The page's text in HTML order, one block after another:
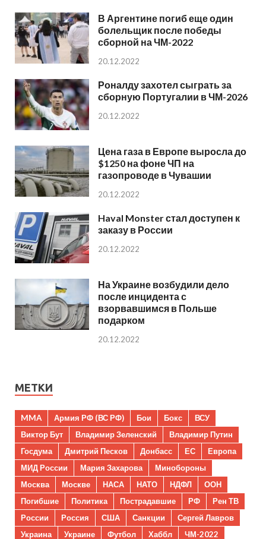
В Аргентине погиб еще один
болельщик после победы
сборной на ЧМ-2022
20.12.2022
Роналду захотел сыграть за
сборную Португалии в ЧМ-2026
20.12.2022
Цена газа в Европе выросла до
$1250 на фоне ЧП на
газопроводе в Чувашии
20.12.2022
Haval Monster стал доступен к
заказу в России
20.12.2022
На Украине возбудили дело
после инцидента с
взорвавшимся в Польше
подарком
20.12.2022
МЕТКИ
MMA Армия РФ (ВС РФ) Бои Бокс
ВСУ
Виктор Бут
Владимир Зеленский
Владимир Путин
Госдума
Дмитрий Песков Донбасс ЕС
Европа
МИД России
Мария Захарова
Минобороны
Москва
Москве НАСА НАТО НДФЛ
ООН
Погибшие
Политика Пострадавшие РФ
Рен ТВ
России
Россия США Санкции
Сергей Лавров
Украина
Украине Футбол Хаббл
ЧМ-2022